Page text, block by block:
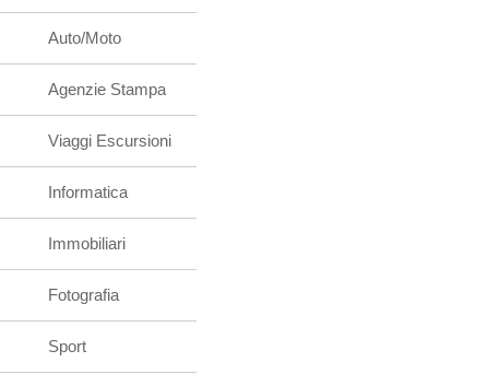
Auto/Moto
Agenzie Stampa
Viaggi Escursioni
Informatica
Immobiliari
Fotografia
Sport